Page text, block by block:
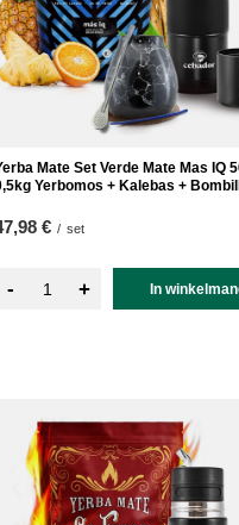
Mate Set Verde Mate Mas IQ
Yerbomos + Kalebas +
€ / set
- + In